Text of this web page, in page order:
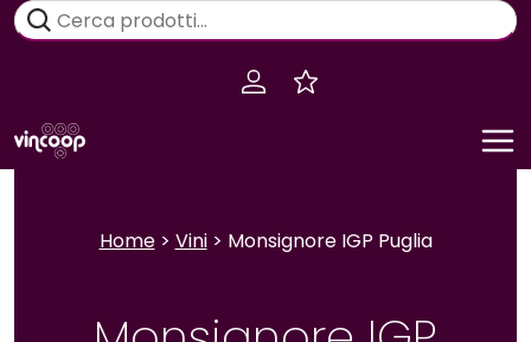
Salta
Cerca:
Home> Vini> Monsignore IGP Puglia